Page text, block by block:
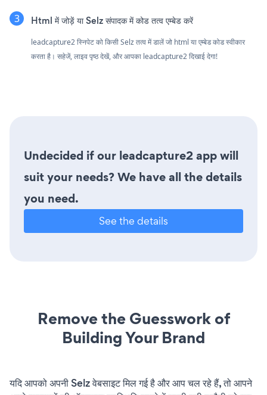
Html में जोड़ें या Selz संपादक में कोड तत्व एम्बेड करें
leadcapture2 स्निपेट को किसी Selz तत्व में डालें जो html या एम्बेड कोड स्वीकार
करता है। सहेजें, लाइव पृष्ठ देखें, और आपका leadcapture2 दिखाई देगा!
Undecided if our leadcapture2 app will
suit your needs? We have all the details
you need.
See the details
Remove the Guesswork of
Building Your Brand
यदि आपको अपनी Selz वेबसाइट मिल गई है और आप चल रहे हैं, तो आपने